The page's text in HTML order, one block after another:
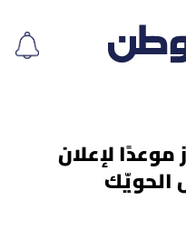
يحدّد 25 تموز موعدًا لإعلان
الحويّك